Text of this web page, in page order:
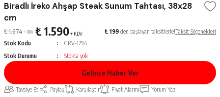
Biradlı İreko Ahşap Steak Sunum Tahtası, 38x28
cm
₺ 1.674 + KDV ₺ 1.590+ KDV ₺ 199 den başlayan taksitlerle!Taksit Seçenekleri
Stok Kodu
GRV-1794
Stok Durumu
Stokta yok
Gelince Haber Ver
Tavsiye Et Paylaş Karşılaştır Fiyat Alarmı Yorum Yaz